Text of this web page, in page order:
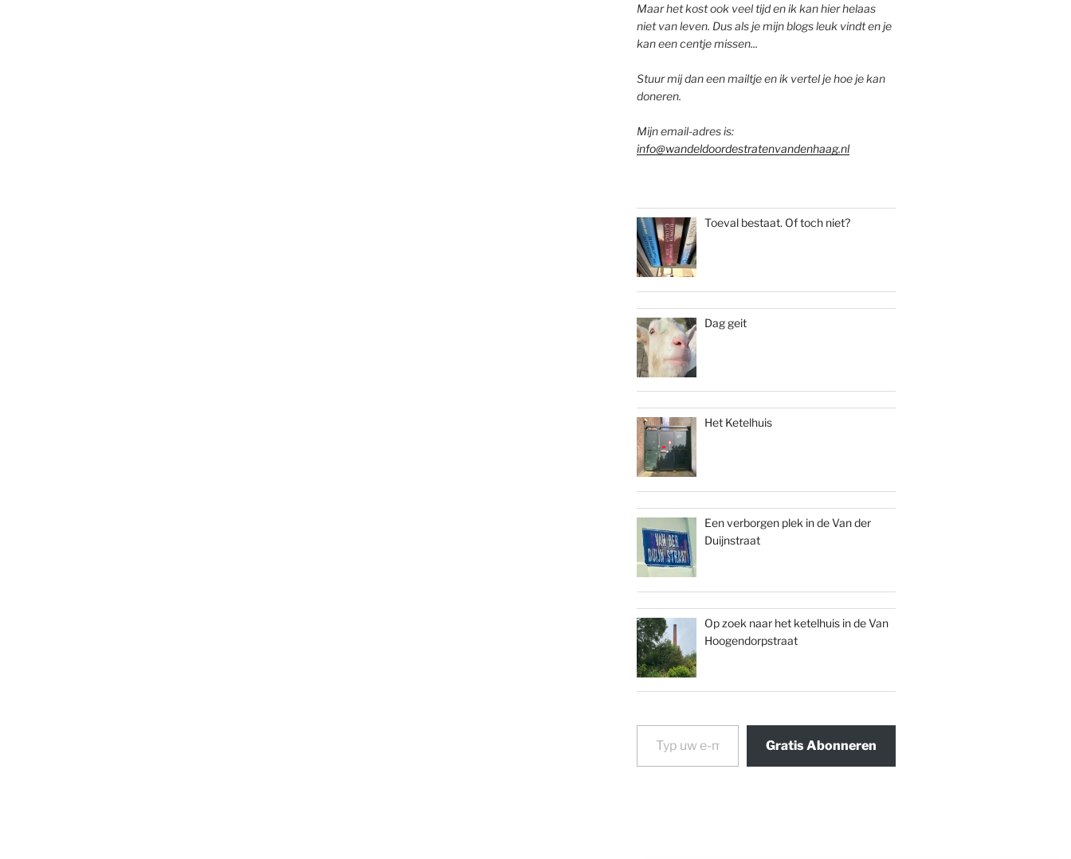
Maar het kost ook veel tijd en ik kan hier helaas
niet van leven. Dus als je mijn blogs leuk vindt en je
kan een centje missen...
Stuur mij dan een mailtje en ik vertel je hoe je kan
doneren.
Mijn email-adres is:
info@wandeldoordestratenvandenhaag.nl
Toeval bestaat. Of toch niet?
Dag geit
Het Ketelhuis
Een verborgen plek in de Van der
Duijnstraat
Op zoek naar het ketelhuis in de Van
Hoogendorpstraat
Typ uw e-mail...
Gratis Abonneren